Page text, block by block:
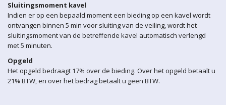
Sluitingsmoment kavel
Indien er op een bepaald moment een bieding op een kavel wordt
ontvangen binnen 5 min voor sluiting van de veiling, wordt het
sluitingsmoment van de betreffende kavel automatisch verlengd
met 5 minuten.
Opgeld
Het opgeld bedraagt 17% over de bieding. Over het opgeld betaalt u
21% BTW, en over het bedrag betaalt u geen BTW.